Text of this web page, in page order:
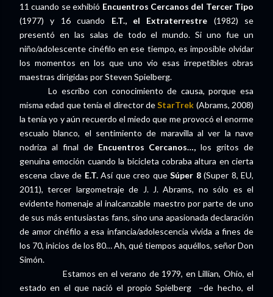
11 cuando se exhibió Encuentros Cercanos del Tercer Tipo
(1977) y 16 cuando E.T., el Extraterrestre (1982) se
presentó en las salas de todo el mundo. Si uno fue un
niño/adolescente cinéfilo en ese tiempo, es imposible olvidar
los momentos en los que uno vio esas irrepetibles obras
maestras dirigidas por Steven Spielberg.
Lo escribo con conocimiento de causa, porque esa
misma edad que tenía el director deStarTrek (Abrams, 2008)
la tenía yo y aún recuerdo el miedo que me provocó el enorme
escualo blanco, el sentimiento de maravilla al ver la nave
nodriza al final de Encuentros Cercanos…, los gritos de
genuina emoción cuando la bicicleta cobraba altura en cierta
escena clave de E.T.Así que creo que Súper 8(Super 8, EU,
2011), tercer largometraje de J. J. Abrams, no sólo es el
evidente homenaje al inalcanzable maestro por parte de uno
de sus más entusiastas fans, sino una apasionada declaración
de amor cinéfilo a esa infancia/adolescencia vivida a fines de
los 70, inicios de los 80… Ah, qué tiempos aquéllos, señor Don
Simón.
Estamos en el verano de 1979, en Lillian, Ohio, el
estado en el que nació el propio Spielberg –de hecho, el